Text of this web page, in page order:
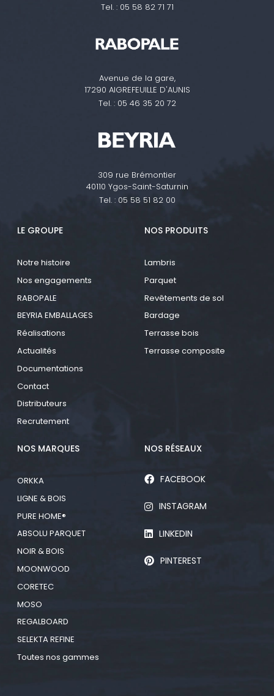
Tel. : 05 58 82 71 71
Avenue de la gare,
17290 AIGREFEUILLE D'AUNIS
Tel. : 05 46 35 20 72
309 rue Brémontier
40110 Ygos-Saint-Saturnin
Tel. : 05 58 51 82 00
LE GROUPE
Notre histoire
Nos engagements
RABOPALE
BEYRIA EMBALLAGES
Réalisations
Actualités
Documentations
Contact
Distributeurs
Recrutement
NOS PRODUITS
Lambris
Parquet
Revêtements de sol
Bardage
Terrasse bois
Terrasse composite
NOS MARQUES
ORKKA
LIGNE & BOIS
PURE HOME®
ABSOLU PARQUET
NOIR & BOIS
MOONWOOD
CORETEC
MOSO
REGALBOARD
SELEKTA REFINE
Toutes nos gammes
NOS RÉSEAUX
FACEBOOK
INSTAGRAM
LINKEDIN
PINTEREST